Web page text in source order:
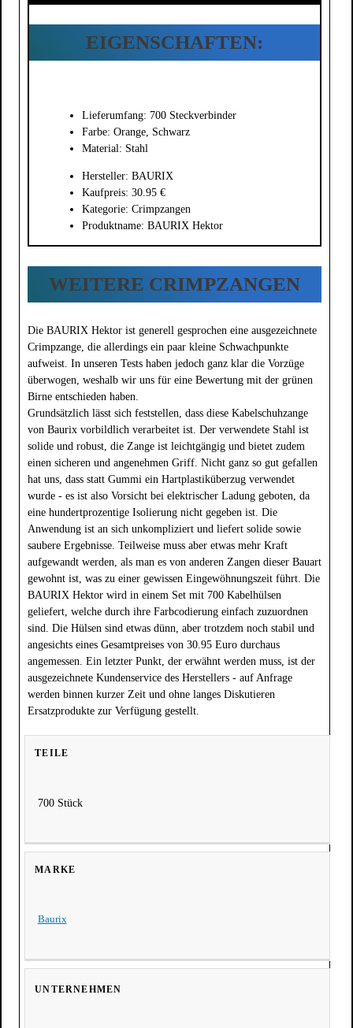
EIGENSCHAFTEN:
Lieferumfang: 700 Steckverbinder
Farbe: Orange, Schwarz
Material: Stahl
Hersteller: BAURIX
Kaufpreis: 30.95 €
Kategorie: Crimpzangen
Produktname: BAURIX Hektor
WEITERE CRIMPZANGEN
Die BAURIX Hektor ist generell gesprochen eine ausgezeichnete
Crimpzange, die allerdings ein paar kleine Schwachpunkte
aufweist. In unseren Tests haben jedoch ganz klar die Vorzüge
überwogen, weshalb wir uns für eine Bewertung mit der grünen
Birne entschieden haben.
Grundsätzlich lässt sich feststellen, dass diese Kabelschuhzange
von Baurix vorbildlich verarbeitet ist. Der verwendete Stahl ist
solide und robust, die Zange ist leichtgängig und bietet zudem
einen sicheren und angenehmen Griff. Nicht ganz so gut gefallen
hat uns, dass statt Gummi ein Hartplastiküberzug verwendet
wurde - es ist also Vorsicht bei elektrischer Ladung geboten, da
eine hundertprozentige Isolierung nicht gegeben ist. Die
Anwendung ist an sich unkompliziert und liefert solide sowie
saubere Ergebnisse. Teilweise muss aber etwas mehr Kraft
aufgewandt werden, als man es von anderen Zangen dieser Bauart
gewohnt ist, was zu einer gewissen Eingewöhnungszeit führt. Die
BAURIX Hektor wird in einem Set mit 700 Kabelhülsen
geliefert, welche durch ihre Farbcodierung einfach zuzuordnen
sind. Die Hülsen sind etwas dünn, aber trotzdem noch stabil und
angesichts eines Gesamtpreises von 30.95 Euro durchaus
angemessen. Ein letzter Punkt, der erwähnt werden muss, ist der
ausgezeichnete Kundenservice des Herstellers - auf Anfrage
werden binnen kurzer Zeit und ohne langes Diskutieren
Ersatzprodukte zur Verfügung gestellt.
TEILE
700 Stück
MARKE
Baurix